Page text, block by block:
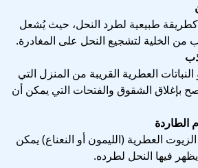
طبيعية لطرد النحل، حيث يُشعل
من الخلية لتشجيع النحل على المغادرة.
العطرية القريبة من المنزل التي
بإغلاق الشقوق والفتحات التي يمكن أن
الطاردة
العطرية (الليمون أو النعناع) يمكن
فيها النحل لطرده.